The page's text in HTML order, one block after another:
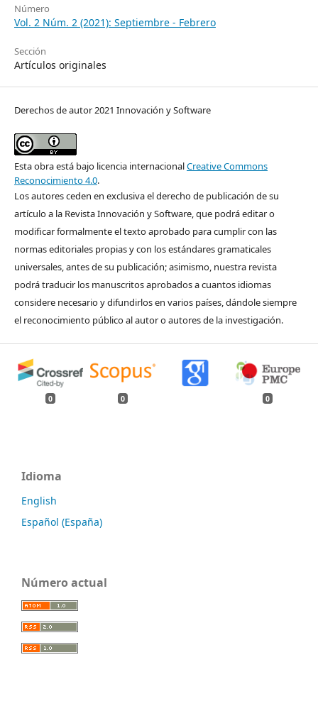
Número
Vol. 2 Núm. 2 (2021): Septiembre - Febrero
Sección
Artículos originales
Derechos de autor 2021 Innovación y Software
Esta obra está bajo licencia internacionalCreative Commons
Reconocimiento 4.0.
Los autores ceden en exclusiva el derecho de publicación de su
artículo a la Revista Innovación y Software, que podrá editar o
modificar formalmente el texto aprobado para cumplir con las
normas editoriales propias y con los estándares gramaticales
universales, antes de su publicación; asimismo, nuestra revista
podrá traducir los manuscritos aprobados a cuantos idiomas
considere necesario y difundirlos en varios países, dándole siempre
el reconocimiento público al autor o autores de la investigación.
0 0 0
Idioma
English
Español (España)
Número actual